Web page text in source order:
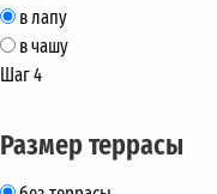
в лапу
в чашу
Шаг 4
Размер террасы